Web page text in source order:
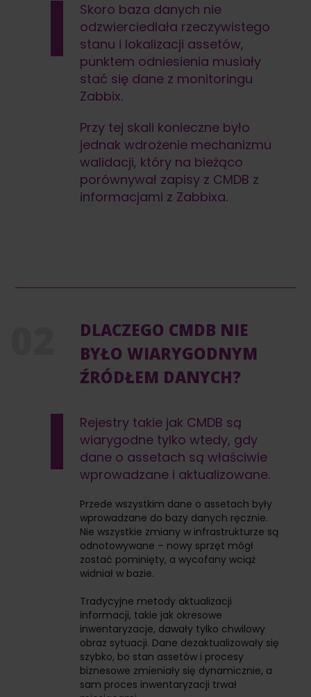
Skoro baza danych nie
odzwierciedlała rzeczywistego
stanu i lokalizacji assetów,
punktem odniesienia musiały
stać się dane z monitoringu
Zabbix.
Przy tej skali konieczne było
jednak wdrożenie mechanizmu
walidacji, który na bieżąco
porównywał zapisy z CMDB z
informacjami z Zabbixa.
DLACZEGO CMDB NIE
BYŁO WIARYGODNYM
ŹRÓDŁEM DANYCH?
Rejestry takie jak CMDB są
wiarygodne tylko wtedy, gdy
dane o assetach są właściwie
wprowadzane i aktualizowane.
Przede wszystkim dane o assetach były
wprowadzane do bazy danych ręcznie.
Nie wszystkie zmiany w infrastrukturze są
odnotowywane – nowy sprzęt mógł
zostać pominięty, a wycofany wciąż
widniał w bazie.
Tradycyjne metody aktualizacji
informacji, takie jak okresowe
inwentaryzacje, dawały tylko chwilowy
obraz sytuacji. Dane dezaktualizowały się
szybko, bo stan assetów i procesy
biznesowe zmieniały się dynamicznie, a
sam proces inwentaryzacji trwał